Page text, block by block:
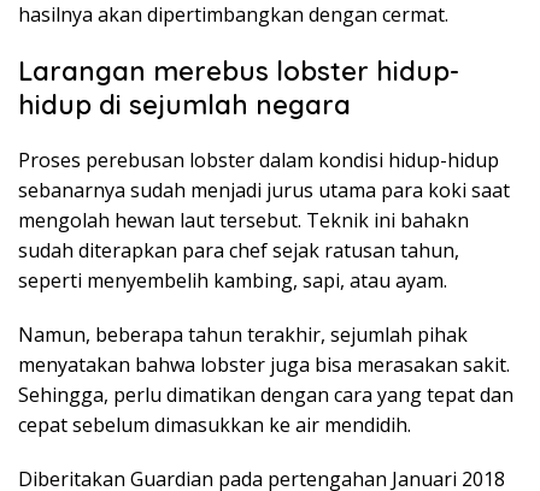
hasilnya akan dipertimbangkan dengan cermat.
Larangan merebus lobster hidup-
hidup di sejumlah negara
Proses perebusan lobster dalam kondisi hidup-hidup
sebanarnya sudah menjadi jurus utama para koki saat
mengolah hewan laut tersebut. Teknik ini bahakn
sudah diterapkan para chef sejak ratusan tahun,
seperti menyembelih kambing, sapi, atau ayam.
Namun, beberapa tahun terakhir, sejumlah pihak
menyatakan bahwa lobster juga bisa merasakan sakit.
Sehingga, perlu dimatikan dengan cara yang tepat dan
cepat sebelum dimasukkan ke air mendidih.
Diberitakan Guardian pada pertengahan Januari 2018